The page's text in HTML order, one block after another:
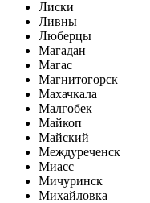
Лиски
Ливны
Люберцы
Магадан
Магас
Магнитогорск
Махачкала
Малгобек
Майкоп
Майский
Междуреченск
Миасс
Мичуринск
Михайловка